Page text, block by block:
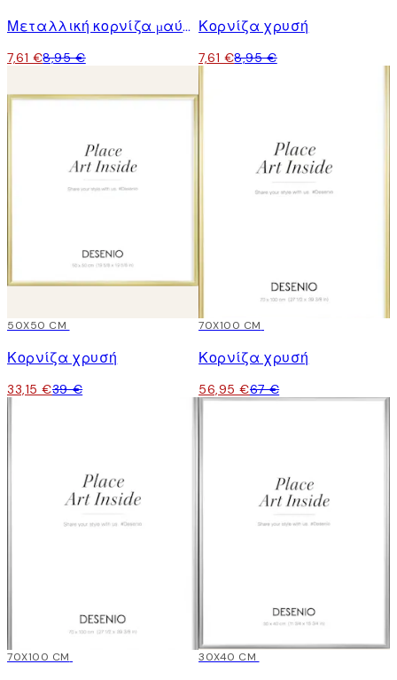
Μεταλλική κορνίζα μαύρη
7,61 €8,95 €
Κορνίζα χρυσή
7,61 €8,95 €
15%*
50X50 CM
Κορνίζα χρυσή
33,15 €39 €
15%*
70X100 CM
Κορνίζα χρυσή
56,95 €67 €
15%*
70X100 CM 15%*
30X40 CM